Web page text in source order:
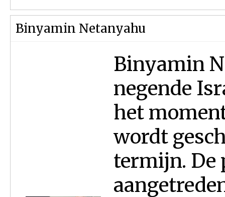
Binyamin Netanyahu
Binyamin
negende
het
wordt
termijn. De